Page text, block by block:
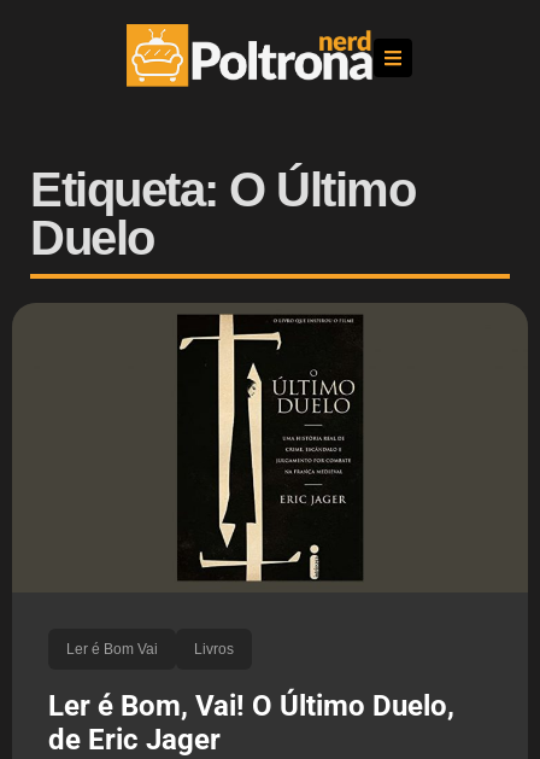
Etiqueta: O Último
Duelo
Ler é Bom Vai Livros
Ler é Bom, Vai! O Último Duelo,
de Eric Jager